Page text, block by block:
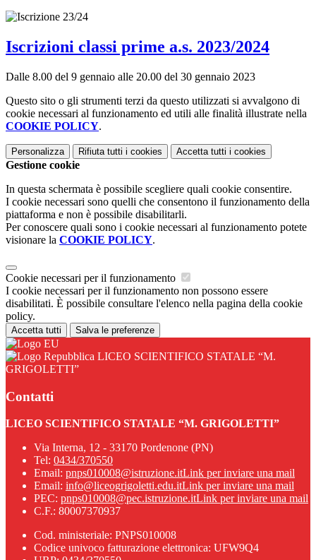
Iscrizioni classi prime a.s. 2023/2024
Dalle 8.00 del 9 gennaio alle 20.00 del 30 gennaio 2023
Questo sito o gli strumenti terzi da questo utilizzati si avvalgono di
cookie necessari al funzionamento ed utili alle finalità illustrate nella
COOKIE POLICY.
Personalizza Rifiuta tutti i cookies Accetta tutti i cookies
Gestione cookie
In questa schermata è possibile scegliere quali cookie consentire.
I cookie necessari sono quelli che consentono il funzionamento della
piattaforma e non è possibile disabilitarli.
Per conoscere quali sono i cookie necessari al funzionamento potete
visionare la COOKIE POLICY.
Cookie necessari per il funzionamento
I cookie necessari per il funzionamento non possono essere
disabilitati. È possibile consultare l'elenco nella pagina della cookie
policy.
Accetta tutti Salva le preferenze
LICEO SCIENTIFICO STATALE “M.
GRIGOLETTI”
Contatti
LICEO SCIENTIFICO STATALE “M. GRIGOLETTI”
Via Interna, 12 - 33170 Pordenone (PN)
Tel: 0434/370550
Email: pnps010008@istruzione.itLink per inviare una mail
Email: info@liceogrigoletti.edu.itLink per inviare una mail
PEC: pnps010008@pec.istruzione.itLink per inviare una mail
C.F.: 80007370937
Cod. ministeriale: PNPS010008
Codice univoco fatturazione elettronica: UFW9Q4